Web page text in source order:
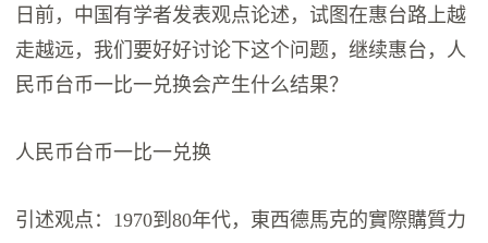
日前，中国有学者发表观点论述，试图在惠台路上越
走越远，我们要好好讨论下这个问题，继续惠台，人
民币台币一比一兑换会产生什么结果？
人民币台币一比一兑换
引述观点：1970到80年代，東西德馬克的實際購質力